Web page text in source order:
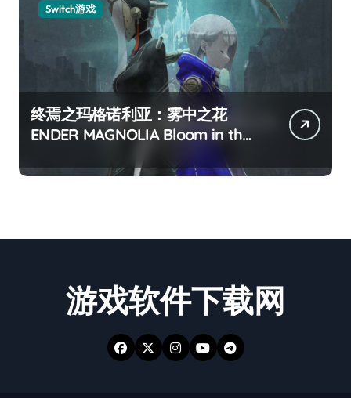
Switch游戏
终焉之玛格诺利亚：雾中之花
ENDER MAGNOLIA Bloom in the
游戏软件下载网